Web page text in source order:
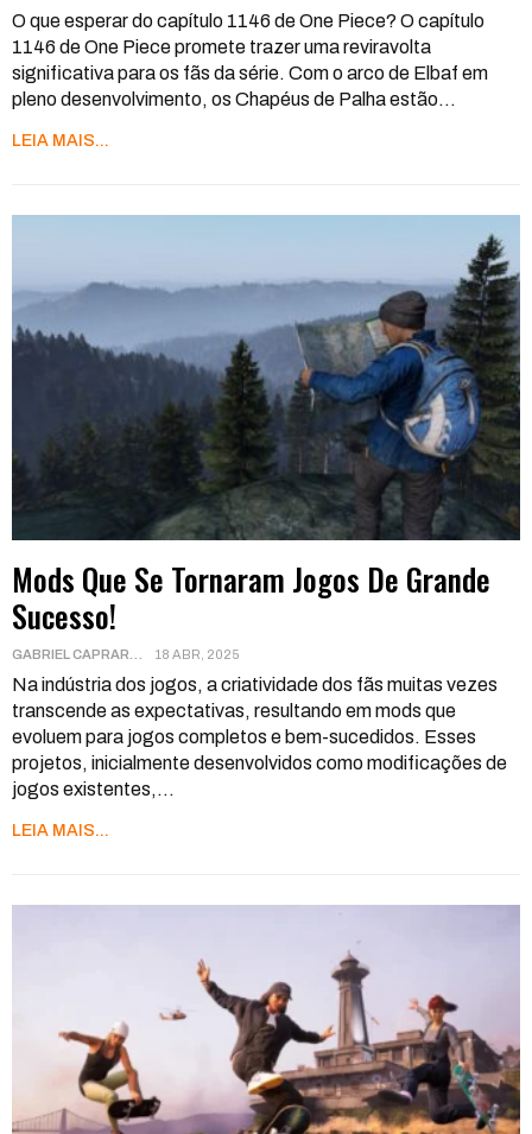
O que esperar do capítulo 1146 de One Piece? O capítulo
1146 de One Piece promete trazer uma reviravolta
significativa para os fãs da série. Com o arco de Elbaf em
pleno desenvolvimento, os Chapéus de Palha estão…
LEIA MAIS...
Mods Que Se Tornaram Jogos De Grande
Sucesso!
18 ABR, 2025
Na indústria dos jogos, a criatividade dos fãs muitas vezes
transcende as expectativas, resultando em mods que
evoluem para jogos completos e bem-sucedidos. Esses
projetos, inicialmente desenvolvidos como modificações de
jogos existentes, …
LEIA MAIS...